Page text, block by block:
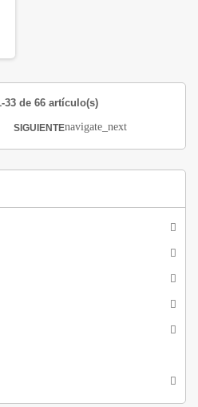
33 de 66 artículo(s)
SIGUIENTEnavigate_next